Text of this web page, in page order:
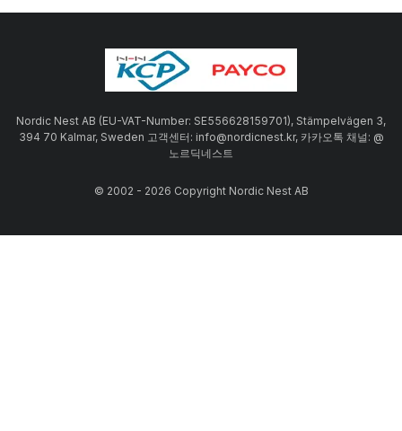
Nordic Nest AB (EU-VAT-Number: SE556628159701), Stämpelvägen 3,
394 70 Kalmar, Sweden 고객센터: info@nordicnest.kr, 카카오톡 채널: @
노르딕네스트
© 2002 - 2026 Copyright Nordic Nest AB